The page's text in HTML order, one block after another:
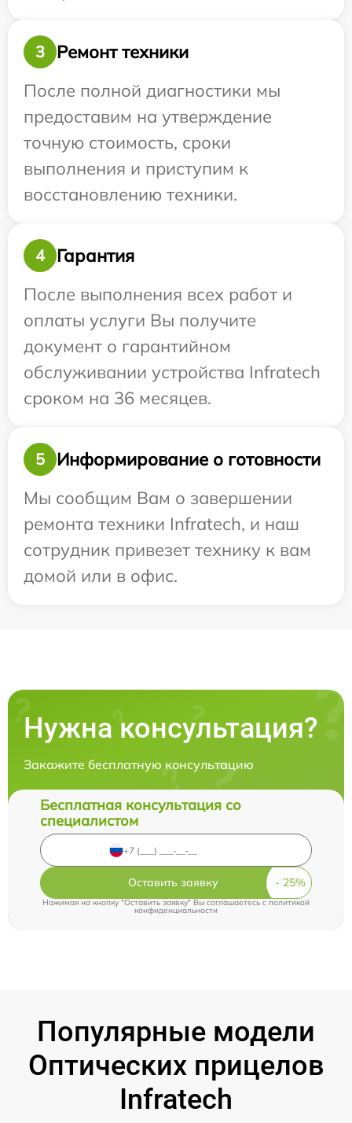
3
Ремонт техники
После полной диагностики мы
предоставим на утверждение
точную стоимость, сроки
выполнения и приступим к
восстановлению техники.
4
Гарантия
После выполнения всех работ и
оплаты услуги Вы получите
документ о гарантийном
обслуживании устройства Infratech
сроком на 36 месяцев.
5
Информирование о готовности
Мы сообщим Вам о завершении
ремонта техники Infratech, и наш
сотрудник привезет технику к вам
домой или в офис.
Нужна консультация?
Закажите бесплатную консультацию
Бесплатная консультация со
специалистом
Оставить заявку
Нажимая на кнопку "Оставить заявку" Вы соглашаетесь cполитикой
конфиденциальности
Популярные модели
Оптических прицелов
Infratech